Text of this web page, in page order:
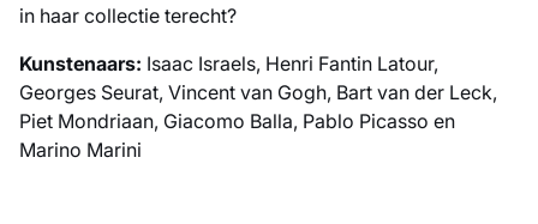
in haar collectie terecht?
Kunstenaars: Isaac Israels, Henri Fantin Latour,
Georges Seurat, Vincent van Gogh, Bart van der Leck,
Piet Mondriaan, Giacomo Balla, Pablo Picasso en
Marino Marini